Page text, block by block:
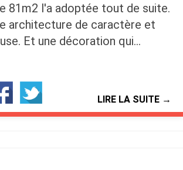
81m2 l'a adoptée tout de suite.
architecture de caractère et
Et une décoration qui…
LIRE LA SUITE →